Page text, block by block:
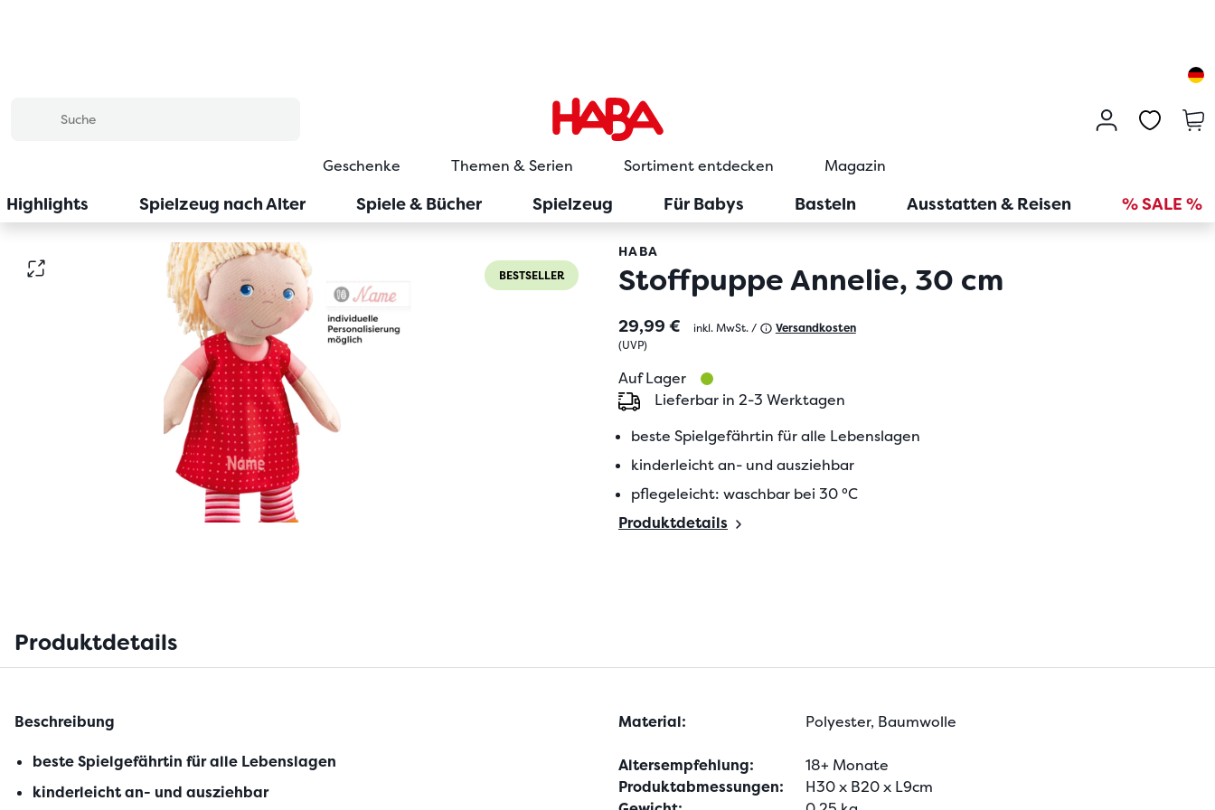
Geschenke Themen & Serien Sortiment entdecken Magazin
Highlights Spielzeug nach Alter Spiele & Bücher Spielzeug Für Babys Basteln Ausstatten & Reisen % SALE %
BESTSELLER
HABA
Stoffpuppe Annelie, 30 cm
29,99 € inkl. MwSt. /
Versandkosten
(UVP)
Auf Lager
Lieferbar in 2-3 Werktagen
beste Spielgefährtin für alle Lebenslagen
kinderleicht an- und ausziehbar
pflegeleicht: waschbar bei 30 °C
Produktdetails
Produktdetails
Beschreibung
beste Spielgefährtin für alle Lebenslagen
kinderleicht an- und ausziehbar
Material: Polyester, Baumwolle
Altersempfehlung:
18+ Monate
Produktabmessungen:
H30 x B20 x L9cm